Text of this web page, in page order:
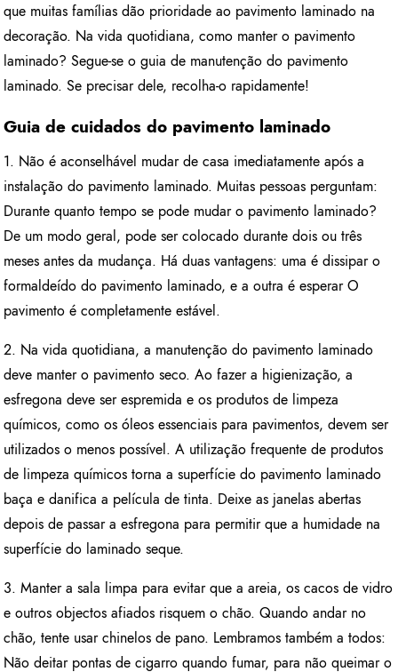
que muitas famílias dão prioridade ao pavimento laminado na
decoração. Na vida quotidiana, como manter o pavimento
laminado? Segue-se o guia de manutenção do pavimento
laminado. Se precisar dele, recolha-o rapidamente!
Guia de cuidados do pavimento laminado
1. Não é aconselhável mudar de casa imediatamente após a
instalação do pavimento laminado. Muitas pessoas perguntam:
Durante quanto tempo se pode mudar o pavimento laminado?
De um modo geral, pode ser colocado durante dois ou três
meses antes da mudança. Há duas vantagens: uma é dissipar o
formaldeído do pavimento laminado, e a outra é esperar O
pavimento é completamente estável.
2. Na vida quotidiana, a manutenção do pavimento laminado
deve manter o pavimento seco. Ao fazer a higienização, a
esfregona deve ser espremida e os produtos de limpeza
químicos, como os óleos essenciais para pavimentos, devem ser
utilizados o menos possível. A utilização frequente de produtos
de limpeza químicos torna a superfície do pavimento laminado
baça e danifica a película de tinta. Deixe as janelas abertas
depois de passar a esfregona para permitir que a humidade na
superfície do laminado seque.
3. Manter a sala limpa para evitar que a areia, os cacos de vidro
e outros objectos afiados risquem o chão. Quando andar no
chão, tente usar chinelos de pano. Lembramos também a todos:
Não deitar pontas de cigarro quando fumar, para não queimar o